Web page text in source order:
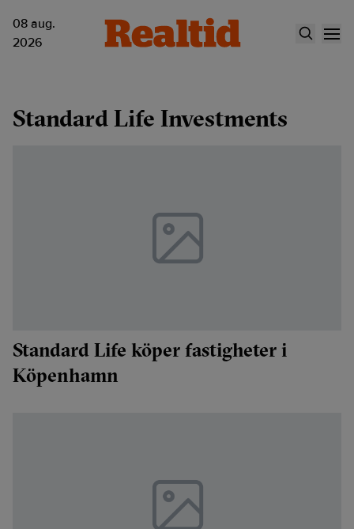
08 aug.
2026
Standard Life Investments
Standard Life köper fastigheter i
Köpenhamn